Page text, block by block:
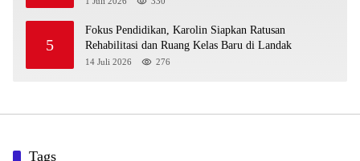
5
Fokus Pendidikan, Karolin Siapkan Ratusan
Rehabilitasi dan Ruang Kelas Baru di Landak
14 Juli 2026 276
Tags